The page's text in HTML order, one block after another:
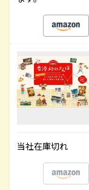
当社在庫切れ